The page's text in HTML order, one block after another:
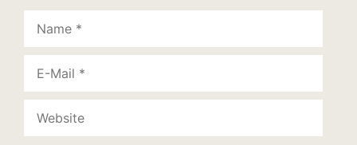
Mail